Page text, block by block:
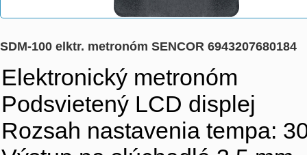
SDM-100 elktr. metronóm SENCOR 6943207680184
Elektronický metronóm
Podsvietený LCD displej
Rozsah nastavenia tempa: